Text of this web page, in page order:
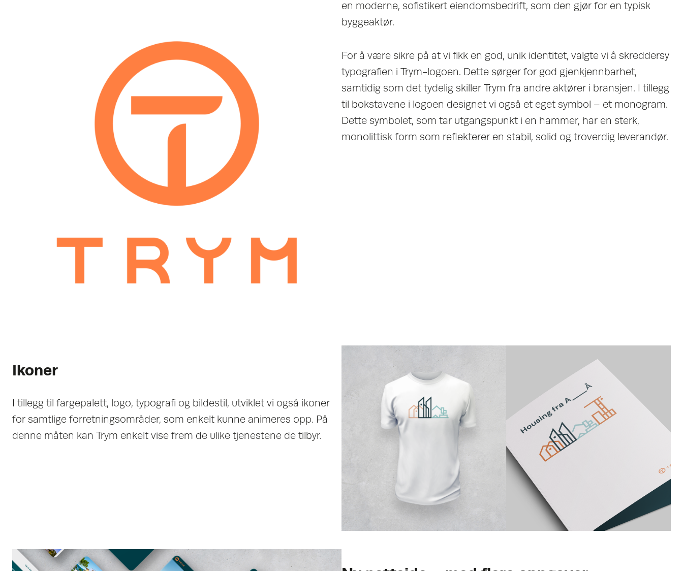
en moderne, sofistikert eiendomsbedrift, som den gjør for en typisk
byggeaktør.
For å være sikre på at vi fikk en god, unik identitet, valgte vi å skreddersy
typografien i Trym-logoen. Dette sørger for god gjenkjennbarhet,
samtidig som det tydelig skiller Trym fra andre aktører i bransjen. I tillegg
til bokstavene i logoen designet vi også et eget symbol – et monogram.
Dette symbolet, som tar utgangspunkt i en hammer, har en sterk,
monolittisk form som reflekterer en stabil, solid og troverdig leverandør.
Ikoner
I tillegg til fargepalett, logo, typografi og bildestil, utviklet vi også ikoner
for samtlige forretningsområder, som enkelt kunne animeres opp. På
denne måten kan Trym enkelt vise frem de ulike tjenestene de tilbyr.